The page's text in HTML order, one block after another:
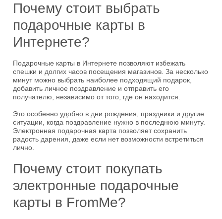
Почему стоит выбрать
подарочные карты в
Интернете?
Подарочные карты в Интернете позволяют избежать
спешки и долгих часов посещения магазинов. За несколько
минут можно выбрать наиболее подходящий подарок,
добавить личное поздравление и отправить его
получателю, независимо от того, где он находится.
Это особенно удобно в дни рождения, праздники и другие
ситуации, когда поздравление нужно в последнюю минуту.
Электронная подарочная карта позволяет сохранить
радость дарения, даже если нет возможности встретиться
лично.
Почему стоит покупать
электронные подарочные
карты в FromMe?